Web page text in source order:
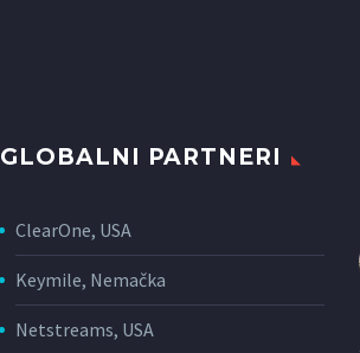
GLOBALNI PARTNERI
ClearOne, USA
Keymile, Nemačka
Netstreams, USA